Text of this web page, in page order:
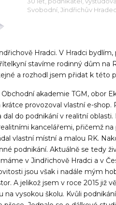
Svobodní, Jindřichův
Hradci. V Hradci
stavíme rodinný dům na
a rozhodl jsem přidat k této
akademie TGM, obor
provozoval vlastní e-shop.
dal do podnikání v realitní
kancelářemi, přičemž na
vlastní místní a malou RK.
podnikání. Aktuálně se tedy
v Jindřichově Hradci a v
jsou však i nadále mým
A jelikož jsem v roce 2015 již
na vysokou školu. Kvůli